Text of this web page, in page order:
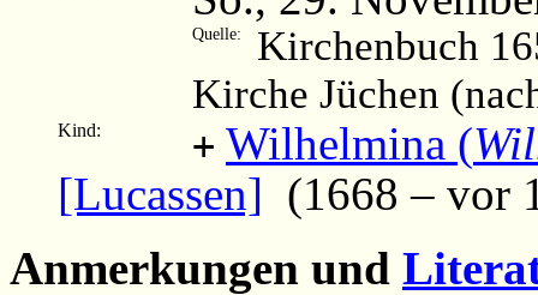
Quelle:
Kirchenbuch
Kirche Jüchen
Kind: + Wilhelmina (
[Lucassen] (1668 – vor
Anmerkungen und